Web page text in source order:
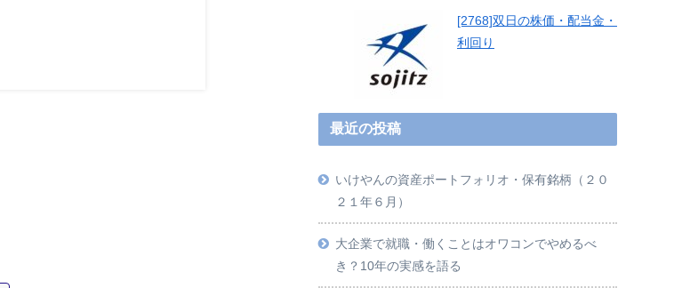
[2768]双日の株価・配当金・
利回り
最近の投稿
いけやんの資産ポートフォリオ・保有銘柄（２０
２１年６月）
大企業で就職・働くことはオワコンでやめるべ
き？10年の実感を語る